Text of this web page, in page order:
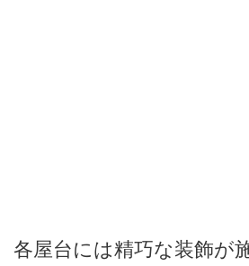
各屋台には精巧な装飾が